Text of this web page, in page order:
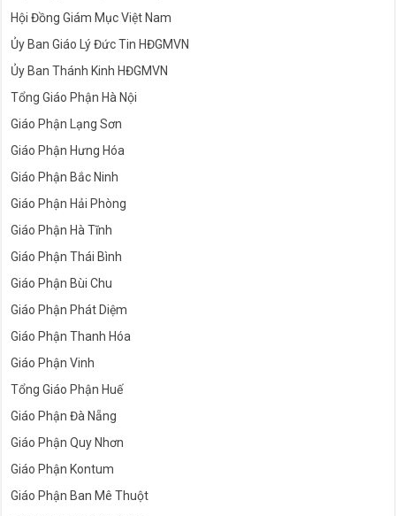
Hội Đồng Giám Mục Việt Nam
Ủy Ban Giáo Lý Đức Tin HĐGMVN
Ủy Ban Thánh Kinh HĐGMVN
Tổng Giáo Phận Hà Nội
Giáo Phận Lạng Sơn
Giáo Phận Hưng Hóa
Giáo Phận Bắc Ninh
Giáo Phận Hải Phòng
Giáo Phận Hà Tĩnh
Giáo Phận Thái Bình
Giáo Phận Bùi Chu
Giáo Phận Phát Diệm
Giáo Phận Thanh Hóa
Giáo Phận Vinh
Tổng Giáo Phận Huế
Giáo Phận Đà Nẵng
Giáo Phận Quy Nhơn
Giáo Phận Kontum
Giáo Phận Ban Mê Thuột